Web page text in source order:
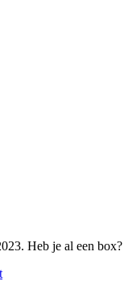
Heb je al een